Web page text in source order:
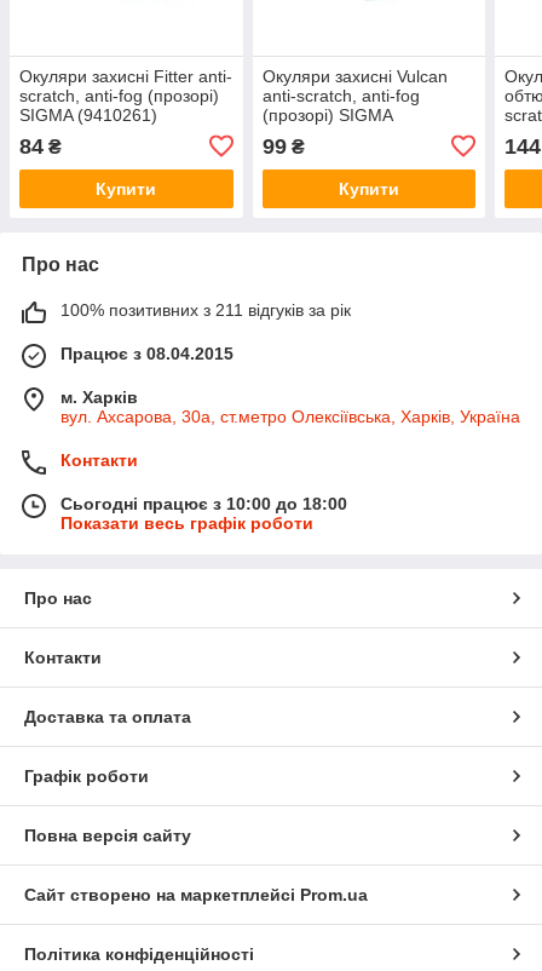
Окуляри захисні Fitter anti-
scratch, anti-fog (прозорі)
SIGMA (9410261)
84 ₴
Купити
Окуляри захисні Vulcan
anti-scratch, anti-fog
(прозорі) SIGMA
99₴
Купити
144
Про нас
100% позитивних з 211 відгуків за рік
Працює з 08.04.2015
м. Харків
вул. Ахсарова, 30а, ст.метро Олексіївська, Харків, Україна
Контакти
Сьогодні працює з 10:00 до 18:00
Показати весь графік роботи
Про нас
Контакти
Доставка та оплата
Графік роботи
Повна версія сайту
Сайт створено на маркетплейсі Prom.ua
Політика конфіденційності